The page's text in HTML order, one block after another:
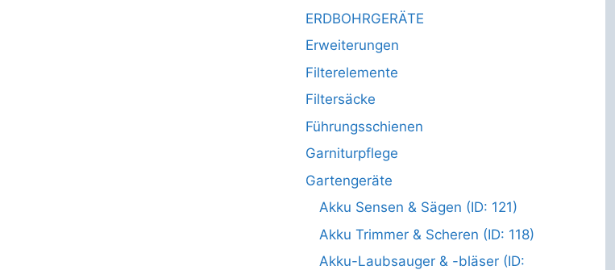
ERDBOHRGERÄTE
Erweiterungen
Filterelemente
Filtersäcke
Führungsschienen
Garniturpflege
Gartengeräte
Akku Sensen & Sägen (ID: 121)
Akku Trimmer & Scheren (ID: 118)
Akku-Laubsauger & -bläser (ID: